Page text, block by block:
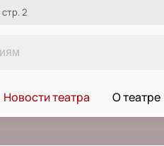
2
Новости театра О театре